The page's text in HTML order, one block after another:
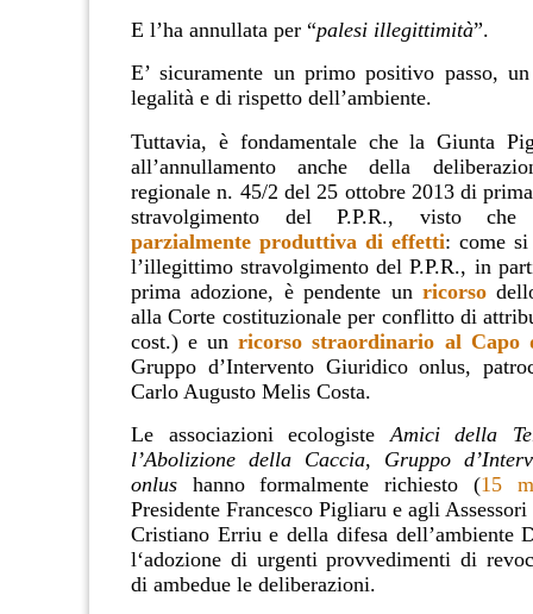
E l’ha annullata per “palesi illegittimità”.
E’ sicuramente un primo positivo passo,
legalità e di rispetto dell’ambiente.
Tuttavia, è fondamentale che la Giunta
all’annullamento anche della
regionale n. 45/2 del 25 ottobre 2013 di
stravolgimento del P.P.R., visto che
parzialmente produttiva di effetti: come
l’illegittimo stravolgimento del P.P.R., in
prima adozione, è pendente un ricorso
alla Corte costituzionale per conflitto di
cost.) e unricorso straordinario al Capo
Gruppo d’Intervento Giuridico onlus,
Carlo Augusto Melis Costa.
Le associazioni ecologisteAmici della
l’Abolizione della Caccia, Gruppo
onlus hanno formalmente richiesto (15
Presidente Francesco Pigliaru e agli
Cristiano Erriu e della difesa dell’ambiente
l‘adozione di urgenti provvedimenti di
di ambedue le deliberazioni.